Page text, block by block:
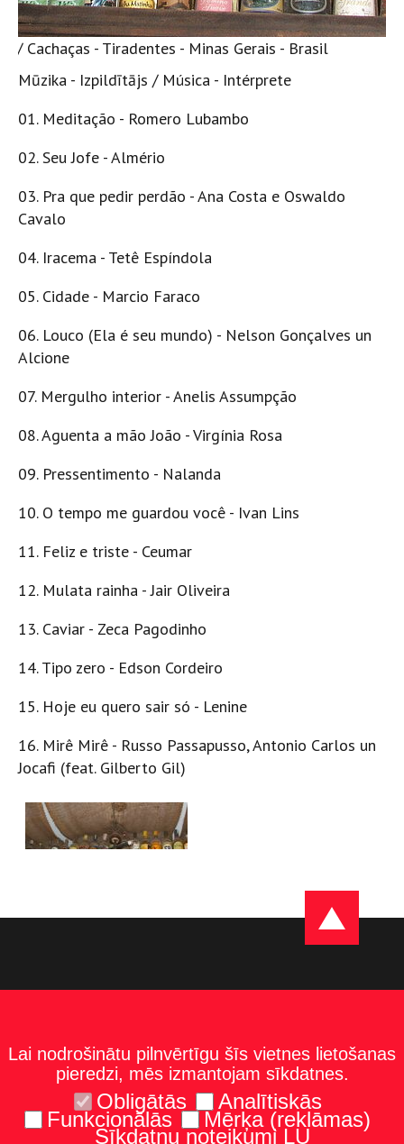
/ Cachaças - Tiradentes - Minas Gerais - Brasil
Mūzika - Izpildītājs / Música - Intérprete
01. Meditação - Romero Lubambo
02. Seu Jofe - Almério
03. Pra que pedir perdão - Ana Costa e Oswaldo
Cavalo
04. Iracema - Tetê Espíndola
05. Cidade - Marcio Faraco
06. Louco (Ela é seu mundo) - Nelson Gonçalves un
Alcione
07. Mergulho interior - Anelis Assumpção
08. Aguenta a mão João - Virgínia Rosa
09. Pressentimento - Nalanda
10. O tempo me guardou você - Ivan Lins
11. Feliz e triste - Ceumar
12. Mulata rainha - Jair Oliveira
13. Caviar - Zeca Pagodinho
14. Tipo zero - Edson Cordeiro
15. Hoje eu quero sair só - Lenine
16. Mirê Mirê - Russo Passapusso, Antonio Carlos un
Jocafi (feat. Gilberto Gil)
Lai nodrošinātu pilnvērtīgu šīs vietnes lietošanas
pieredzi, mēs izmantojam sīkdatnes.
Obligātās Analītiskās
Funkcionālās Mērķa (reklāmas)
Sīkdatņu noteikumi LU